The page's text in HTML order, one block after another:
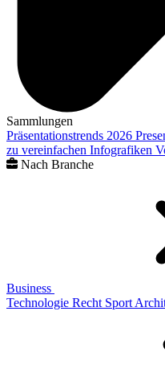
Sammlungen
Präsentationstrends 2026
zu vereinfachen Infografiken
Nach Branche
Business
Technologie Recht Sport